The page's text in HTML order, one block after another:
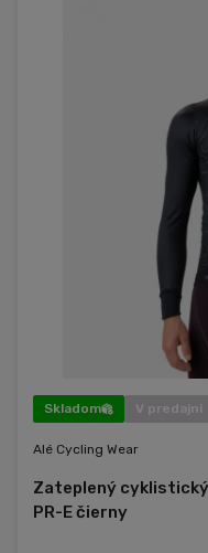
Skladom V predajni
Alé Cycling Wear
Zateplený cyklistický
PR-E čierny